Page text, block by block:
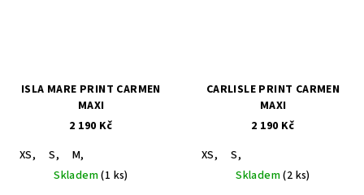
ISLA MARE PRINT CARMEN
MAXI
2 190 Kč
XS,
S,
M,
Skladem(1 ks)
CARLISLE PRINT CARMEN
MAXI
2 190 Kč
XS,
S,
Skladem(2 ks)